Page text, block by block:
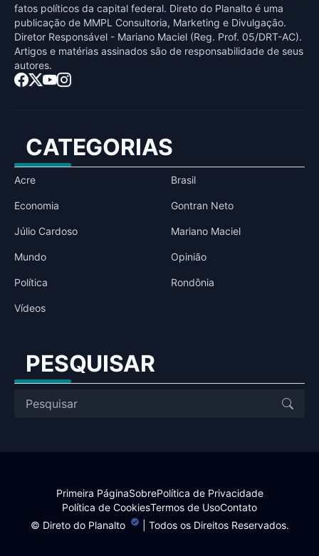
fatos políticos da capital federal. Direto do Planalto é uma
publicaçāo de MMPL Consultoria, Marketing e Divulgaçāo.
Diretor Responsável - Mariano Maciel (Reg. Prof. 05/DRT-AC).
Artigos e matérias assinados sāo de responsabilidade de seus
autores.
CATEGORIAS
Acre Brasil
Economia Gontran Neto
Júlio Cardoso Mariano Maciel
Mundo Opinião
Política Rondônia
Vídeos
PESQUISAR
© Direto do Planalto | Todos os Direitos Reservados.
Primeira PáginaSobrePolítica de Privacidade
Política de CookiesTermos de UsoContato